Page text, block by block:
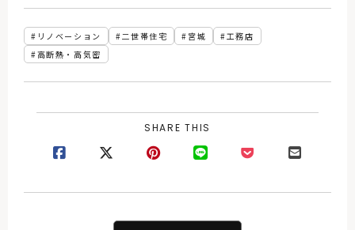
リノベーション 二世帯住宅 宮城
工務店
高断熱・高気密
SHARE THIS